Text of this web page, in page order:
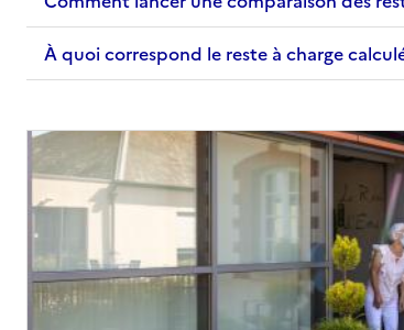
EHPAD Kerlivio
Adresse
Rue Francois le Vouedec
02 97 06 90 90
Contact
Site internet
Rapport HAS
Voir les prix et prestations
Source des données : Finess n° 560024556
À quoi correspond le reste à charge